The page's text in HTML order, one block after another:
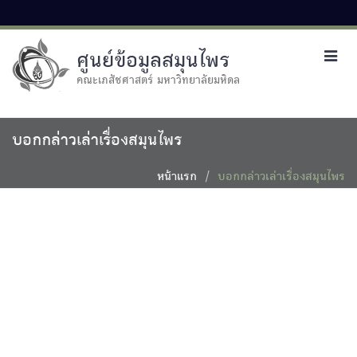
ศูนย์ข้อมูลสมุนไพร
คณะเภสัชศาสตร์ มหาวิทยาลัยมหิดล
บอกกล่าวเล่าเรื่องสมุนไพร
หน้าแรก บอกกล่าวเล่าเรื่องสมุนไพร